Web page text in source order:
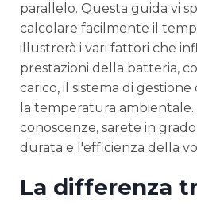
parallelo. Questa guida vi
calcolare facilmente il
illustrerà i vari fattori che
prestazioni della batteria,
carico, il sistema di
la temperatura ambientale.
conoscenze, sarete in
durata e l'efficienza della
La differenza